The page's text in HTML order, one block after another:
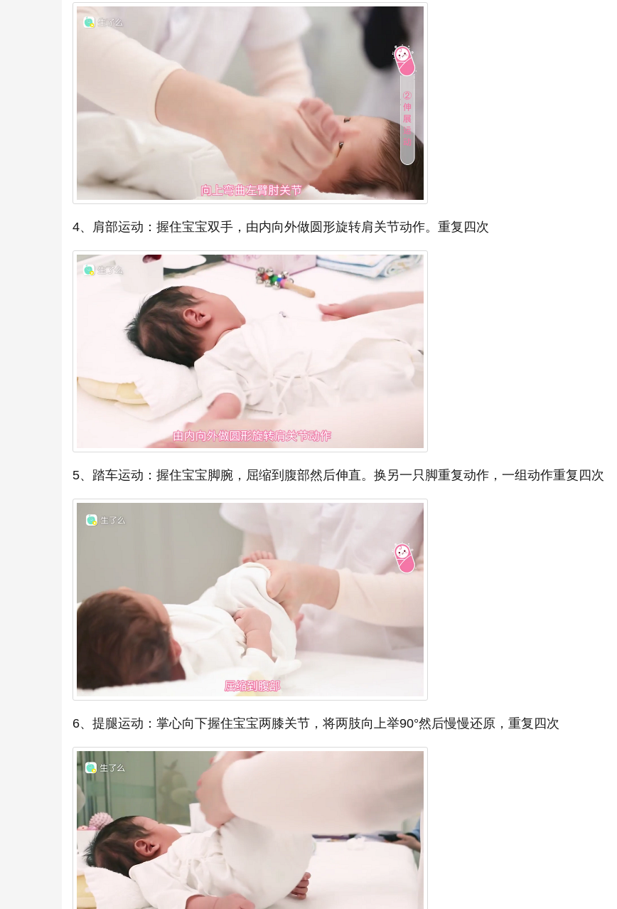
4、肩部运动：握住宝宝双手，由内向外做圆形旋转肩关节动作。重复四次
5、踏车运动：握住宝宝脚腕，屈缩到腹部然后伸直。换另一只脚重复动作，一组动作重复四次
6、提腿运动：掌心向下握住宝宝两膝关节，将两肢向上举90°然后慢慢还原，重复四次